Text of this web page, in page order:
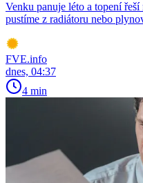
Venku panuje léto a topení
pustíme z radiátoru nebo
FVE.info
dnes, 04:37
4 min